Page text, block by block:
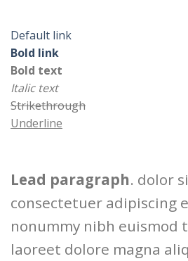
Default link
Bold link
Bold text
Italic text
Strikethrough
Underline
Lead paragraph. dolor
consectetuer adipiscing
nonummy nibh euismod
laoreet dolore magna